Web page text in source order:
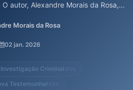
autor, Alexandre Morais da Rosa,
pelos agentes, evitando que o
das ocorrências poderia fornecer
penais ...
Morais da Rosa
02 jan. 2026
Investigação Criminal
Testemunhal